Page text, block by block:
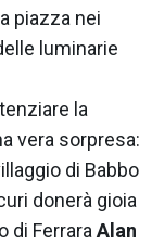
piazza nei
luminarie
la
vera sorpresa:
di Babbo
donerà gioia
di Ferrara Alan